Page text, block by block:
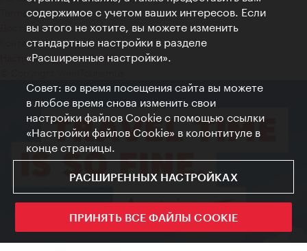
Terms of Use
Доступность
Контакты для прессы
Настройки файлов Cookie
содержимое с учетом ваших интересов. Если
вы этого не хотите, вы можете изменить
стандартные настройки в разделе
«Расширенные настройки».
Совет: во время посещения сайта вы можете
в любое время снова изменить свои
настройки файлов Cookie с помощью ссылки
«Настройки файлов Cookie» в колонтитуле в
конце страницы.
РАСШИРЕННЫХ НАСТРОЙКАХ
ПРИНЯТЬ ВСЕ ФАЙЛЫ COOKIE